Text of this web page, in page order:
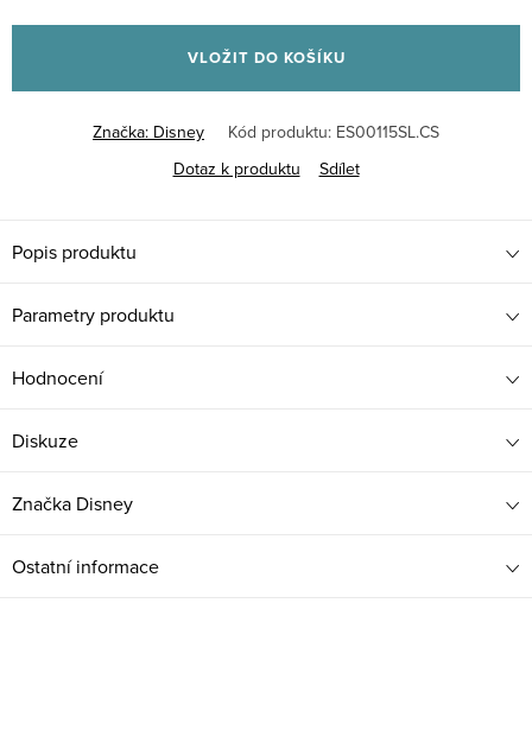
cena:
VLOŽIT DO KOŠÍKU
Značka: Disney Kód produktu: ES00115SL.CS
Dotaz k produktu
Sdílet
Popis produktu
Parametry produktu
Hodnocení
Diskuze
Značka Disney
Ostatní informace